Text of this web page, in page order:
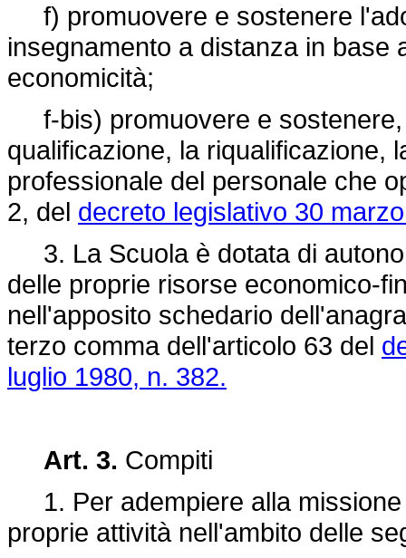
f) promuovere e sostenere
insegnamento a distanza in base
economicità;
f-bis) promuovere e sostenere,
qualificazione, la riqualificazione,
professionale del personale che
2, del decreto legislativo 30
3. La Scuola è dotata di
delle proprie risorse economico-
nell'apposito schedario
terzo comma dell'articolo 63 del
luglio 1980, n. 382.
Art. 3. Compiti
1. Per adempiere alla missione
proprie attività nell'ambito delle